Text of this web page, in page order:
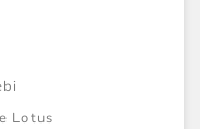
Lotus